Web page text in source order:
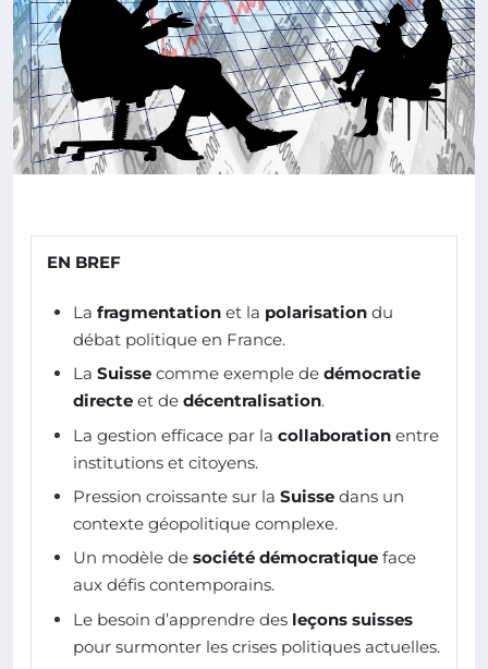
EN BREF
La fragmentation et la polarisation du
débat politique en France.
La Suisse comme exemple de démocratie
directe et de décentralisation.
La gestion efficace par la collaboration entre
institutions et citoyens.
Pression croissante sur la Suisse dans un
contexte géopolitique complexe.
Un modèle de société démocratique face
aux défis contemporains.
Le besoin d’apprendre des leçons suisses
pour surmonter les crises politiques actuelles.